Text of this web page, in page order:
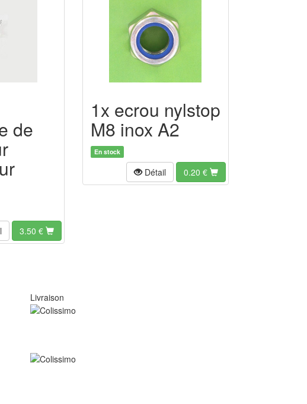
de
3.50 €
1x ecrou nylstop
M8 inox A2
En stock
Détail 0.20 €
Livraison